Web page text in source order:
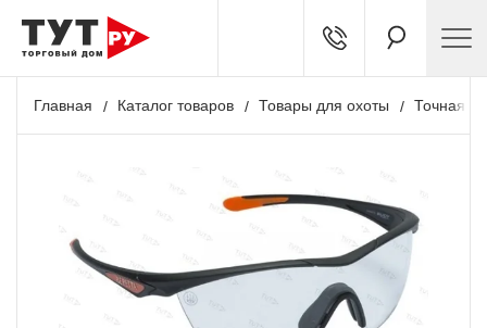
Главная Каталог товаров Товары для охоты Точная